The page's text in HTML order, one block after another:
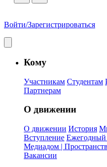
Войти/Зарегистрироваться
Кому
Участникам Студентам
Партнерам
О движении
О движении История
Вступление Ежегодный
Медиадом |
Вакансии